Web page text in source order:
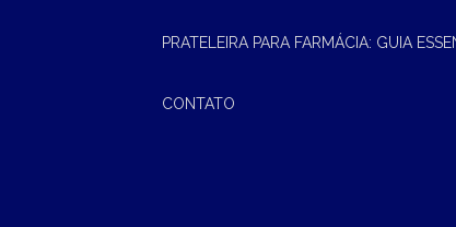
PRATELEIRA PARA FARMÁCIA: GUIA
CONTATO